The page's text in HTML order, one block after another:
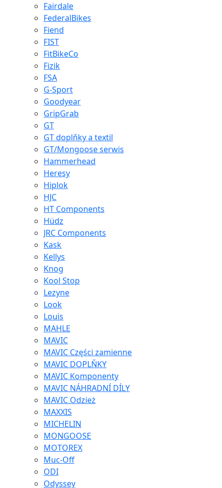
Fairdale
FederalBikes
Fiend
FIST
FitBikeCo
Fizik
FSA
G-Sport
Goodyear
GripGrab
GT
GT doplňky a textil
GT/Mongoose serwis
Hammerhead
Heresy
Hiplok
HJC
HT Components
Hüdz
JRC Components
Kask
Kellys
Knog
Kool Stop
Lezyne
Look
Louis
MAHLE
MAVIC
MAVIC Części zamienne
MAVIC DOPLŇKY
MAVIC Komponenty
MAVIC NÁHRADNÍ DÍLY
MAVIC Odzież
MAXXIS
MICHELIN
MONGOOSE
MOTOREX
Muc-Off
ODI
Odyssey